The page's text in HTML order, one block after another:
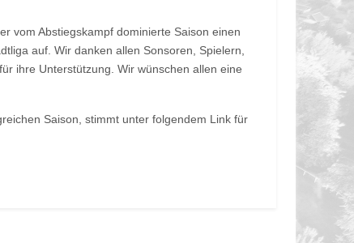
vom Abstiegskampf dominierte Saison einen
auf. Wir danken allen Sonsoren, Spielern,
ihre Unterstützung. Wir wünschen allen eine
Saison, stimmt unter folgendem Link für